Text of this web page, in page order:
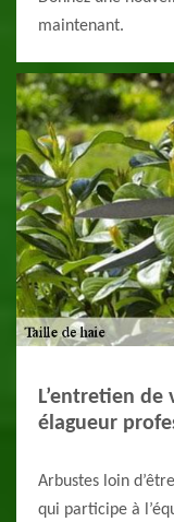
maintenant.
L’entretien de
élagueur
Arbustes loin
qui participe à